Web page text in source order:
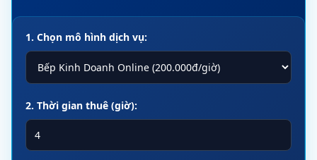
1. Chọn mô hình dịch vụ:
2. Thời gian thuê (giờ):